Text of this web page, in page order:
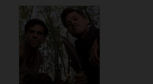
CAPITÓLIO.
MAIS INFO
COMPRAR